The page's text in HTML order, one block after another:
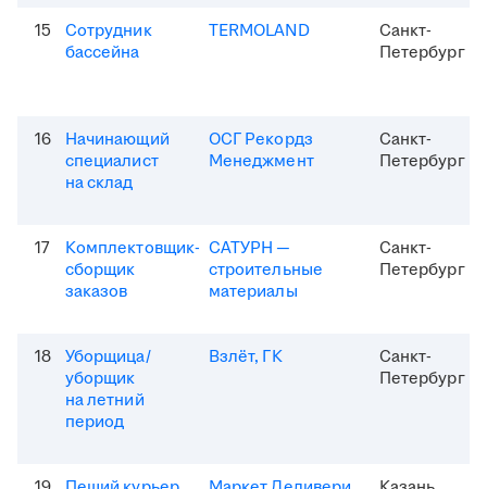
15
Сотрудник
бассейна
TERMOLAND
Санкт-
Петербург
16
Начинающий
специалист
на склад
ОСГ Рекордз
Менеджмент
Санкт-
Петербург
17
Комплектовщик-
сборщик
заказов
САТУРН —
строительные
материалы
Санкт-
Петербург
18
Уборщица/
уборщик
на летний
период
Взлёт, ГК
Санкт-
Петербург